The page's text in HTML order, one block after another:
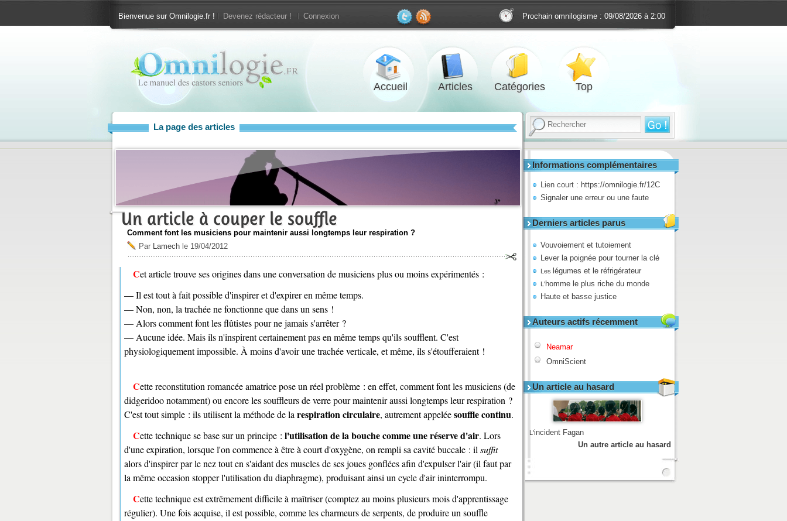
Bienvenue sur Omnilogie.fr ! Devenez rédacteur ! Connexion Prochain omnilogisme : 09/08/2026 à 2:00
Accueil Articles Catégories Top
Informations complémentaires
Lien court : https://omnilogie.fr/12C
Signaler une erreur ou une faute
Derniers articles parus
Vouvoiement et tutoiement
Lever la poignée pour tourner la clé
Les légumes et le réfrigérateur
L'homme le plus riche du monde
Haute et basse justice
Auteurs actifs récemment
Neamar
OmniScient
Un article au hasard
L'incident Fagan
Un autre article au hasard
La page des articles
Un article à couper le souffle
Comment font les musiciens pour maintenir aussi longtemps leur respiration ?
Par Lamech le 19/04/2012
Cet article trouve ses origines dans une conversation de musiciens plus ou moins expérimentés :
— Il est tout à fait possible d'inspirer et d'expirer en même temps.
— Non, non, la trachée ne fonctionne que dans un sens !
— Alors comment font les flûtistes pour ne jamais s'arrêter ?
— Aucune idée. Mais ils n'inspirent certainement pas en même temps qu'ils soufflent. C'est
physiologiquement impossible. À moins d'avoir une trachée verticale, et même, ils s'étoufferaient !
Cette reconstitution romancée amatrice pose un réel problème : en effet, comment font les musiciens (de
didgeridoo notamment) ou encore les souffleurs de verre pour maintenir aussi longtemps leur respiration ?
C'est tout simple : ils utilisent la méthode de la respiration circulaire, autrement appeléesouffle continu.
Cette technique se base sur un principe : l'utilisation de la bouche comme une réserve d'air. Lors
d'une expiration, lorsque l'on commence à être à court d'oxygène, on rempli sa cavité buccale : il suffit
alors d'inspirer par le nez tout en s'aidant des muscles de ses joues gonflées afin d'expulser l'air (il faut par
la même occasion stopper l'utilisation du diaphragme), produisant ainsi un cycle d'air ininterrompu.
Cette technique est extrêmement difficile à maîtriser (comptez au moins plusieurs mois d'apprentissage
régulier). Une fois acquise, il est possible, comme les charmeurs de serpents, de produire un souffle